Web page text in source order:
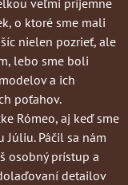
o ktoré sme mali
nielen pozrieť, ale
lebo sme boli
a ich
poťahov.
Rómeo, aj keď sme
Júliu. Páčil sa nám
osobný prístup a
detailov